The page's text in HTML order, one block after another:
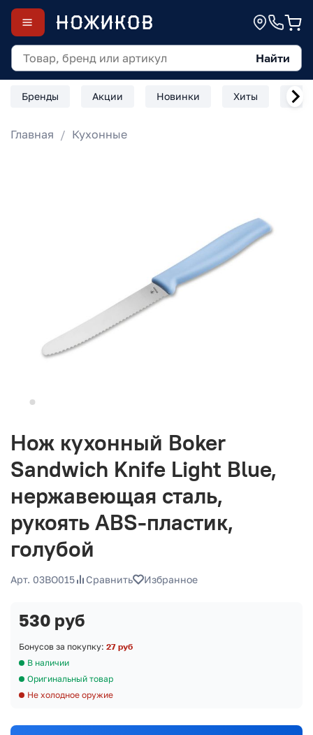
Найти
Бренды Акции Новинки Хиты
Главная Кухонные
Нож кухонный Boker
Sandwich Knife Light Blue,
нержавеющая сталь,
рукоять ABS-пластик,
голубой
Арт. 03BO015 Сравнить Избранное
530 руб
Бонусов за покупку: 27 руб
В наличии
Оригинальный товар
Не холодное оружие